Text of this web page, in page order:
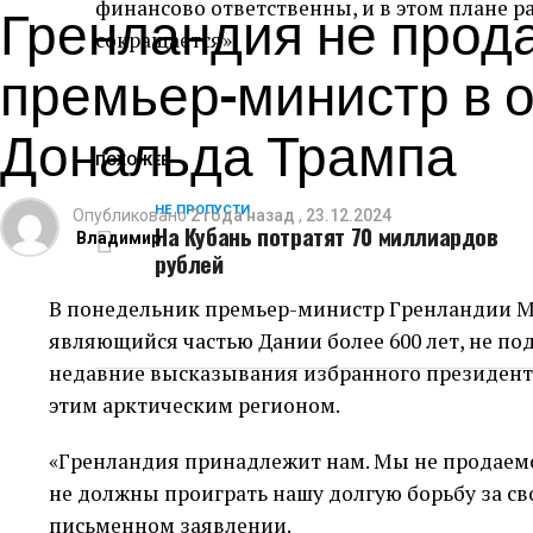
финансово ответственны, и в этом плане
сокращается».
ПОХОЖЕЕ
НЕ ПРОПУСТИ
На Кубань потратят 70 миллиардов
рублей
поставок электроэнергии, если Киев остановит
обвинения Зеленского в том, что Словакия
Также в воскресенье Фицо опубликовал
котором призвал Европейскую комиссию
что прекращение транзита газа через
потребителях и бизнесе.
«Мы приходим к выводу, который не должен
и его целей», — указал Фицо в открытом
транзита газа через Украину в сторону
бизнесу и инфраструктуре в десятки
Гренландия не
премьер-министр в
Дональда Трампа
Опубликовано 2 года назад , 23.12.2024
Владимир
В понедельник премьер-министр Гренландии
являющийся частью Дании более 600 лет, не
недавние высказывания избранного
этим арктическим регионом.
«Гренландия принадлежит нам. Мы не
не должны проиграть нашу долгую борьбу за
письменном заявлении.